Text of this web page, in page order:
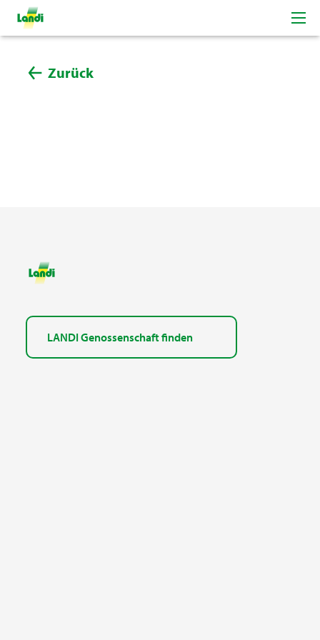
Zurück
LANDI Genossenschaft finden